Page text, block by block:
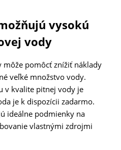
vysokú
vody
môže pomôcť znížiť náklady
veľké množstvo vody.
v kvalite pitnej vody je
je k dispozícii zadarmo.
ideálne podmienky na
vlastnými zdrojmi